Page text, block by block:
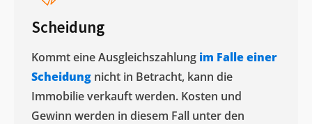
Scheidung
Kommt eine Ausgleichszahlung im Falle einer
Scheidung nicht in Betracht, kann die
Immobilie verkauft werden. Kosten und
Gewinn werden in diesem Fall unter den